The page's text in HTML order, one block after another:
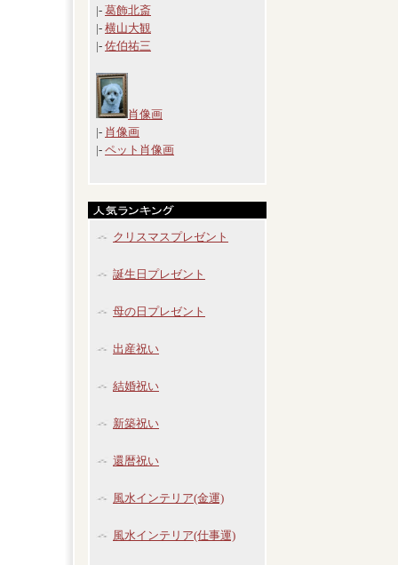
|- 葛飾北斎
|- 横山大観
|- 佐伯祐三
肖像画
|- 肖像画
|- ペット肖像画
クリスマスプレゼント
誕生日プレゼント
母の日プレゼント
出産祝い
結婚祝い
新築祝い
還暦祝い
風水インテリア(金運)
風水インテリア(仕事運)